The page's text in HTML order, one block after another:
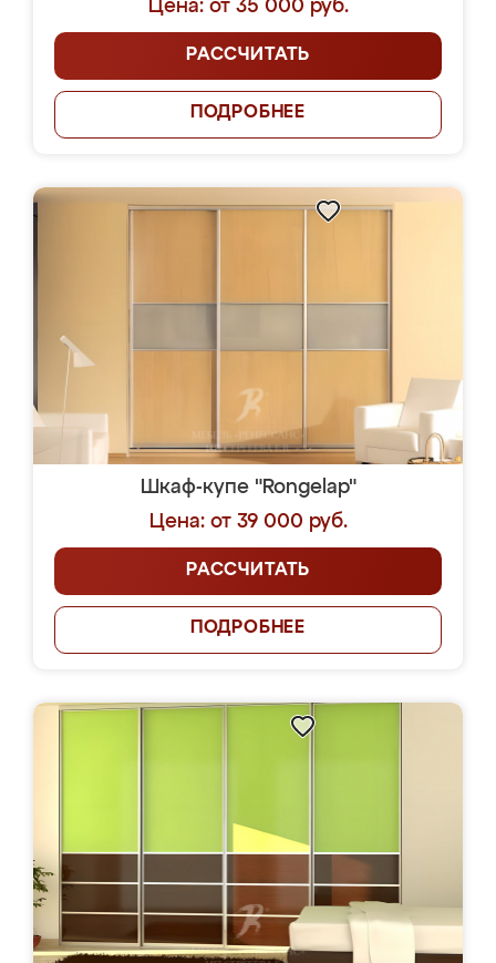
Цена: от 35 000 руб.
РАССЧИТАТЬ
ПОДРОБНЕЕ
Шкаф-купе "Rongelap"
Цена: от 39 000 руб.
РАССЧИТАТЬ
ПОДРОБНЕЕ